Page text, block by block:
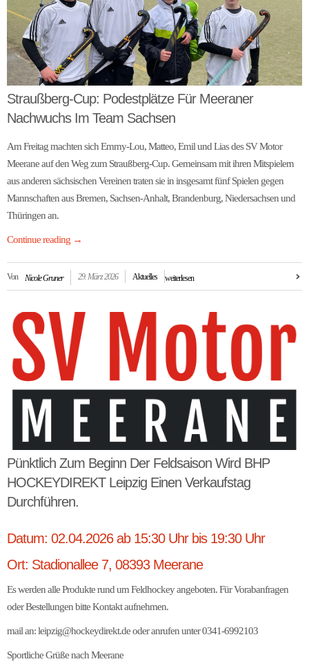
Straußberg-Cup: Podestplätze Für Meeraner
Nachwuchs Im Team Sachsen
Am Freitag machten sich Emmy-Lou, Matteo, Emil und Lias des SV Motor
Meerane auf den Weg zum Straußberg-Cup. Gemeinsam mit ihren Mitspielern
aus anderen sächsischen Vereinen traten sie in insgesamt fünf Spielen gegen
Mannschaften aus Bremen, Sachsen-Anhalt, Brandenburg, Niedersachsen und
Thüringen an.
Continue reading →
Von Nicole Gruner 29. März 2026 Aktuelles weiterlesen
Pünktlich Zum Beginn Der Feldsaison Wird BHP
HOCKEYDIREKT Leipzig Einen Verkaufstag
Durchführen.
Datum: 02.04.2026 ab 15:30 Uhr bis 19:30 Uhr
Ort: Stadionallee 7, 08393 Meerane
Es werden alle Produkte rund um Feldhockey angeboten. Für Vorabanfragen
oder Bestellungen bitte Kontakt aufnehmen.
mail an: leipzig@hockeydirekt.de oder anrufen unter 0341-6992103
Sportliche Grüße nach Meerane